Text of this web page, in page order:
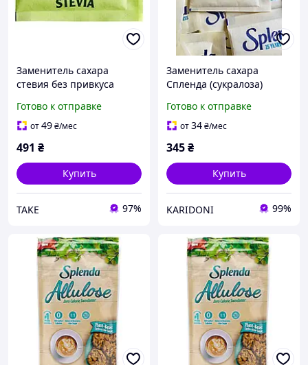
Заменитель сахара
стевия без привкуса
г (100 стиков) поштучно
Готово к отправке
от49₴/мес
491 ₴
Купить
TAKE 97%
Заменитель сахара
Спленда (сукралоза)
гГотово к отправке
от34₴/мес
345₴
Купить
KARIDONI 99%